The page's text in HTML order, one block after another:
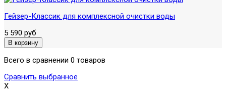
Гейзер-Классик для комплексной очистки воды
5 590 руб
Всего в сравнении 0 товаров
Сравнить выбранное
X